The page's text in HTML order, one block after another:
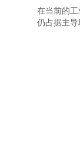
在当前的
仍占据主